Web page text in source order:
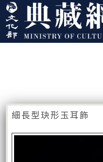
跳到主要內容
:::
細長型玦形玉耳飾